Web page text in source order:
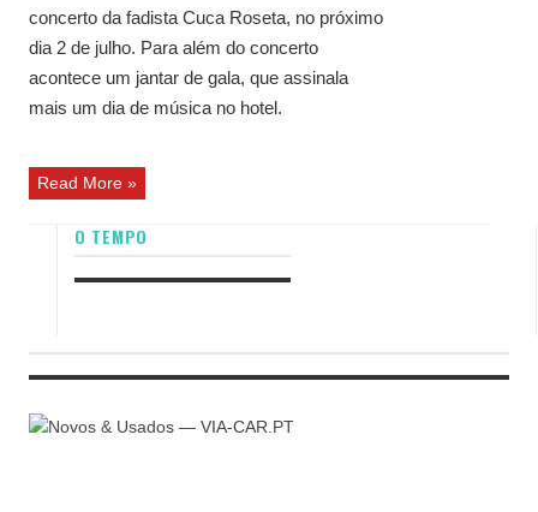
concerto da fadista Cuca Roseta, no próximo
dia 2 de julho. Para além do concerto
acontece um jantar de gala, que assinala
mais um dia de música no hotel.
Read More »
O TEMPO